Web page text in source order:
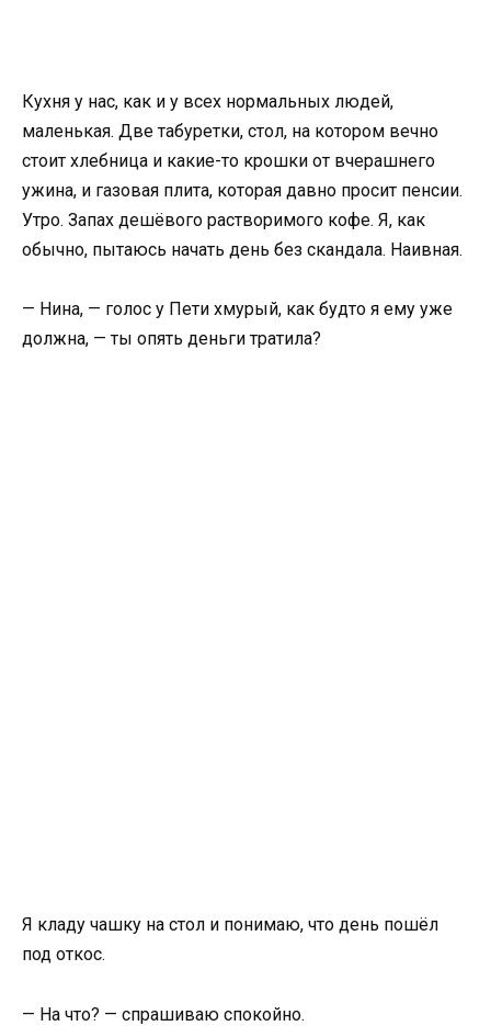
Кухня у нас, как и у всех нормальных людей,
маленькая. Две табуретки, стол, на котором вечно
стоит хлебница и какие-то крошки от вчерашнего
ужина, и газовая плита, которая давно просит пенсии.
Утро. Запах дешёвого растворимого кофе. Я, как
обычно, пытаюсь начать день без скандала. Наивная.
— Нина, — голос у Пети хмурый, как будто я ему уже
должна, — ты опять деньги тратила?
Я кладу чашку на стол и понимаю, что день пошёл
под откос.
— На что? — спрашиваю спокойно.